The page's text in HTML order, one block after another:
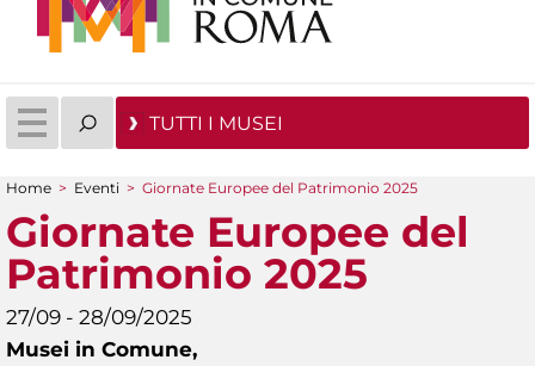
TUTTI I MUSEI
Tu sei qui
Home > Eventi > Giornate Europee del Patrimonio 2025
Giornate Europee del
Patrimonio 2025
27/09 - 28/09/2025
Musei in Comune,